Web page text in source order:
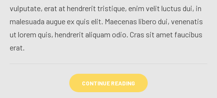
vulputate, erat at hendrerit tristique, enim velit luctus dui, in
malesuada augue ex quis elit. Maecenas libero dui, venenatis
ut lorem quis, hendrerit aliquam odio. Cras sit amet faucibus
erat.
CONTINUE READING